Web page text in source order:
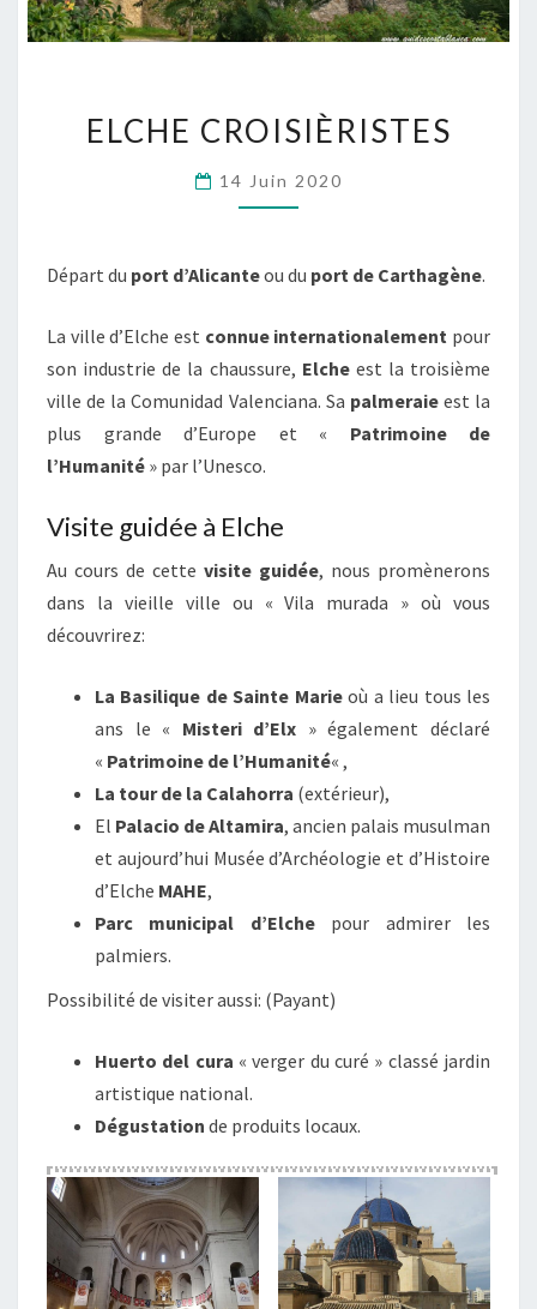
CROISIÈRISTES
ELCHE CROISIÈRISTES
14 Juin 2020
Départ du port d’Alicanteou du port de Carthagène.
La ville d’Elche est connue internationalement pour
son industrie de la chaussure, Elcheest la troisième
ville de la Comunidad Valenciana. Sa palmeraieest la
plus grande d’Europe et « Patrimoine de
l’Humanité » par l’Unesco.
Visite guidée à Elche
Au cours de cette visite guidée, nous promènerons
dans la vieille ville ou « Vila murada » où vous
découvrirez:
La Basilique de Sainte Marieoù a lieu tous les
ans le « Misteri d’Elx » également déclaré
« Patrimoine de l’Humanité« ,
La tour de la Calahorra (extérieur),
El Palacio de Altamira, ancien palais musulman
et aujourd’hui Musée d’Archéologie et d’Histoire
d’Elche MAHE,
Parc municipal d’Elchepour admirer les
palmiers.
Possibilité de visiter aussi: (Payant)
Huerto del cura « verger du curé » classé jardin
artistique national.
Dégustation de produits locaux.